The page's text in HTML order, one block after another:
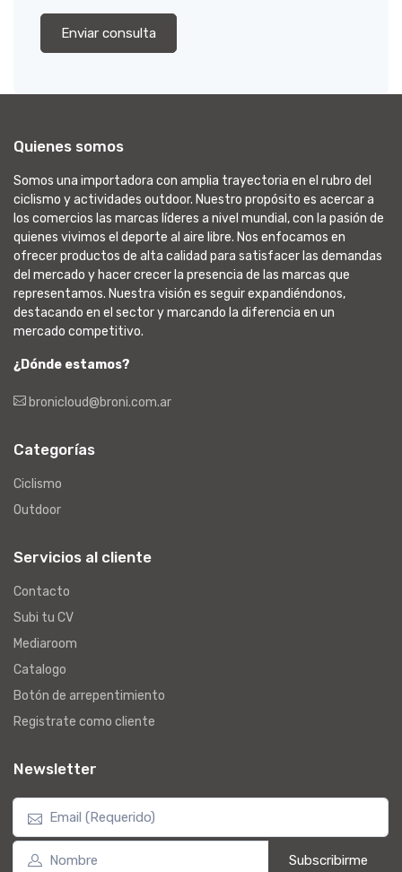
Enviar consulta
Quienes somos
Somos una importadora con amplia trayectoria en el rubro del
ciclismo y actividades outdoor. Nuestro propósito es acercar a
los comercios las marcas líderes a nivel mundial, con la pasión de
quienes vivimos el deporte al aire libre. Nos enfocamos en
ofrecer productos de alta calidad para satisfacer las demandas
del mercado y hacer crecer la presencia de las marcas que
representamos. Nuestra visión es seguir expandiéndonos,
destacando en el sector y marcando la diferencia en un
mercado competitivo.
¿Dónde estamos?
bronicloud@broni.com.ar
Categorías
Ciclismo
Outdoor
Servicios al cliente
Contacto
Subi tu CV
Mediaroom
Catalogo
Botón de arrepentimiento
Registrate como cliente
Newsletter
Subscribirme